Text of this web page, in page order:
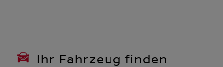
Ihr Fahrzeug finden